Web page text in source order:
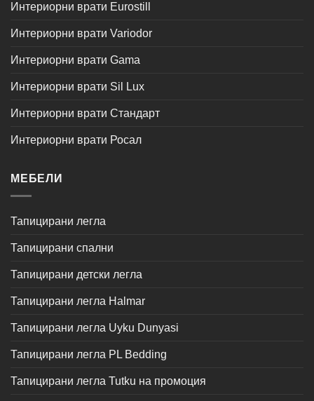
Интериорни врати Eurostill
Интериорни врати Variodor
Интериорни врати Gama
Интериорни врати Sil Lux
Интериорни врати Стандарт
Интериорни врати Росал
МЕБЕЛИ
Тапицирани легла
Тапицирани спални
Тапицирани детски легла
Тапицирани легла Halmar
Тапицирани легла Uyku Dunyasi
Тапицирани легла PL Bedding
Тапицирани легла Tutku на промоция